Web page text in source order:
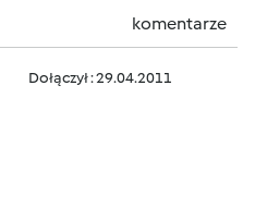
komentarze
Dołączył : 29.04.2011